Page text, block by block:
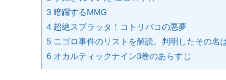
3 暗躍するMMG
4 超絶スプラッタ！コトリバコの悪夢
5 ニゴロ事件のリストを解読。判明したその名
6 オカルティックナイン3巻のあらすじ